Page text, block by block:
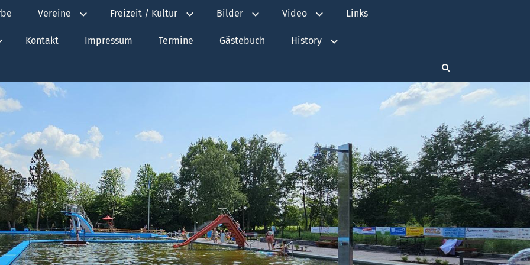
Vereine Freizeit / Kultur Bilder Video Links
Kontakt Impressum Termine Gästebuch History